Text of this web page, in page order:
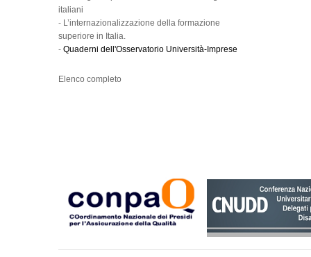
italiani
- L’internazionalizzazione della formazione
superiore in Italia.
- Quaderni dell'Osservatorio Università-Imprese
Elenco completo